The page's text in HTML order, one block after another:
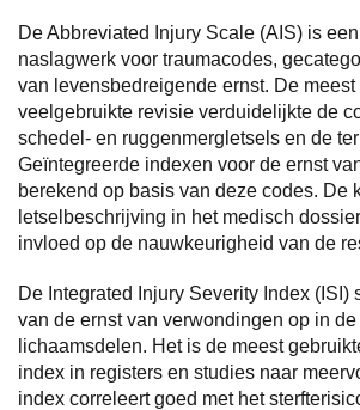
De Abbreviated Injury Scale (AIS) is
naslagwerk voor traumacodes,
van levensbedreigende ernst. De meest
veelgebruikte revisie verduidelijkte de
schedel- en ruggenmergletsels en de
Geïntegreerde indexen voor de ernst
berekend op basis van deze codes. De
letselbeschrijving in het medisch
invloed op de nauwkeurigheid van de
De Integrated Injury Severity Index (ISI)
van de ernst van verwondingen op in
lichaamsdelen. Het is de meest
index in registers en studies naar
index correleert goed met het